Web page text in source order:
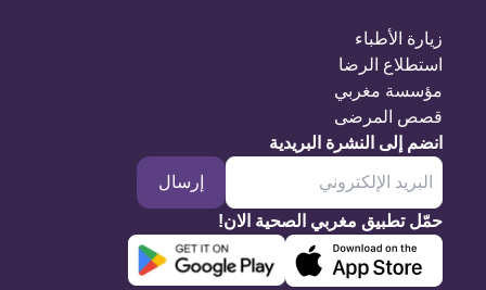
زيارة الأطباء
استطلاع الرضا
مؤسسة مغربي
قصص المرضى
انضم إلى النشرة البريدية
إرسال
حمّل تطبيق مغربي الصحية الان!